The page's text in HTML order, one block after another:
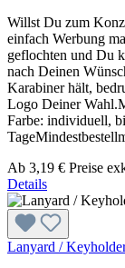
Willst Du zum
einfach Werbung
geflochten und Du
nach Deinen
Karabiner hält,
Logo Deiner
Farbe: individuell,
Ab 3,19 € Preise
Details
Lanyard /